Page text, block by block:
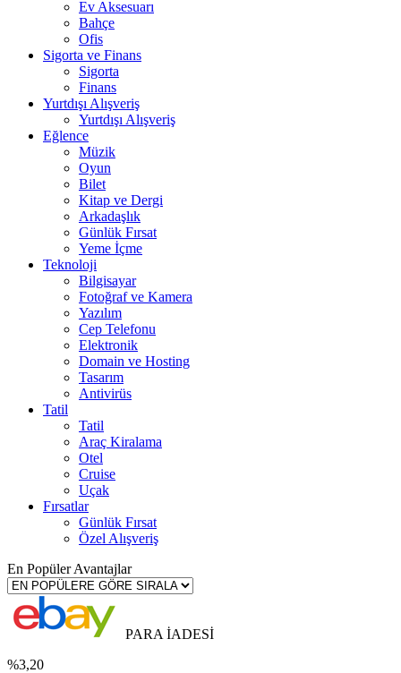
Ev Aksesuarı
Bahçe
Ofis
Sigorta ve Finans
Sigorta
Finans
Yurtdışı Alışveriş
Yurtdışı Alışveriş
Eğlence
Müzik
Oyun
Bilet
Kitap ve Dergi
Arkadaşlık
Günlük Fırsat
Yeme İçme
Teknoloji
Bilgisayar
Fotoğraf ve Kamera
Yazılım
Cep Telefonu
Elektronik
Domain ve Hosting
Tasarım
Antivirüs
Tatil
Tatil
Araç Kiralama
Otel
Cruise
Uçak
Fırsatlar
Günlük Fırsat
Özel Alışveriş
En Popüler Avantajlar
PARA İADESİ
%3,20